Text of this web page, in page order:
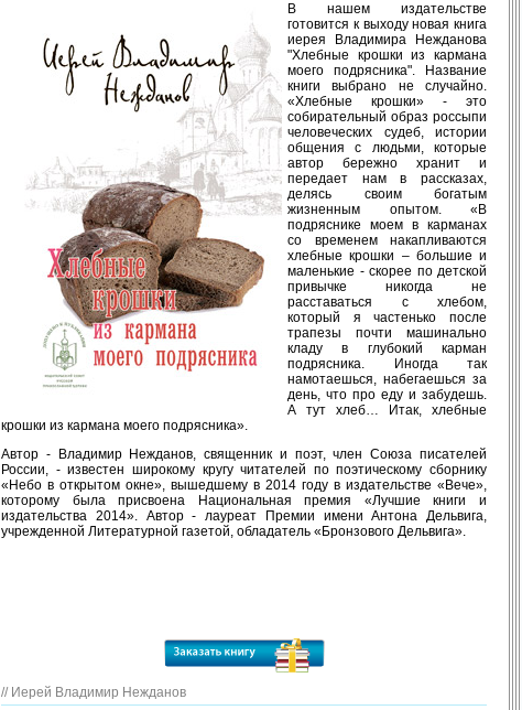
В нашем издательстве
готовится к выходу новая книга
иерея Владимира Нежданова
"Хлебные крошки из кармана
моего подрясника". Название
книги выбрано не случайно.
«Хлебные крошки» - это
собирательный образ россыпи
человеческих судеб, истории
общения с людьми, которые
автор бережно хранит и
передает нам в рассказах,
делясь своим богатым
жизненным опытом. «В
подряснике моем в карманах
со временем накапливаются
хлебные крошки – большие и
маленькие - скорее по детской
привычке никогда не
расставаться с хлебом,
который я частенько после
трапезы почти машинально
кладу в глубокий карман
подрясника. Иногда так
намотаешься, набегаешься за
день, что про еду и забудешь.
А тут хлеб… Итак, хлебные
крошки из кармана моего подрясника».
Автор - Владимир Нежданов, священник и поэт, член Союза писателей
России, - известен широкому кругу читателей по поэтическому сборнику
«Небо в открытом окне», вышедшему в 2014 году в издательстве «Вече»,
которому была присвоена Национальная премия «Лучшие книги и
издательства 2014». Автор - лауреат Премии имени Антона Дельвига,
учрежденной Литературной газетой, обладатель «Бронзового Дельвига».
// Иерей Владимир Нежданов